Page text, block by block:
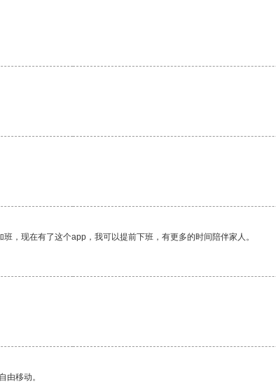
，现在有了这个app，我可以提前下班，有更多的时间陪伴家人。
由移动。